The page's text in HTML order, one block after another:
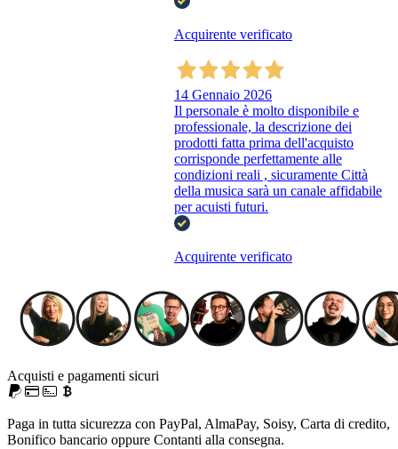
Acquirente verificato
14 Gennaio 2026
Il personale è molto disponibile e
professionale, la descrizione dei
prodotti fatta prima dell'acquisto
corrisponde perfettamente alle
condizioni reali , sicuramente Città
della musica sarà un canale affidabile
per acuisti futuri.
Acquirente verificato
Acquisti e pagamenti sicuri
Paga in tutta sicurezza con PayPal, AlmaPay, Soisy, Carta di credito,
Bonifico bancario oppure Contanti alla consegna.